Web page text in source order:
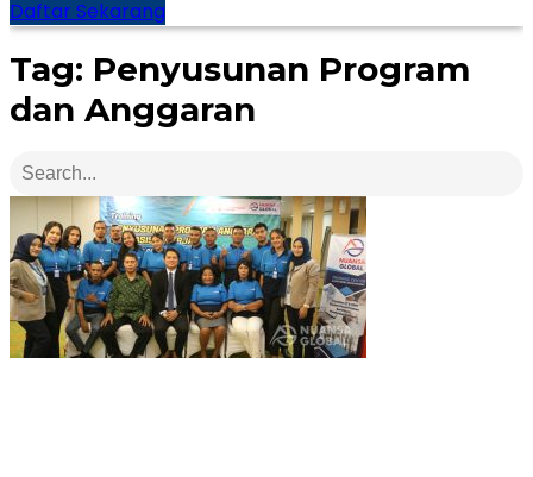
Daftar Sekarang
Tag: Penyusunan Program
dan Anggaran